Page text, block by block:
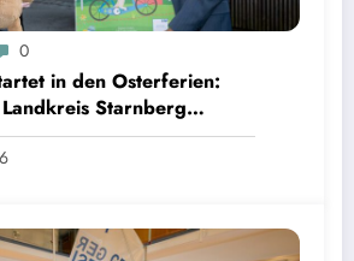
Radfahrer im Landkreis Starnberg können Preise per
Starnberg
0
in den Osterferien:
Starnberg
per QR Code gewinnen